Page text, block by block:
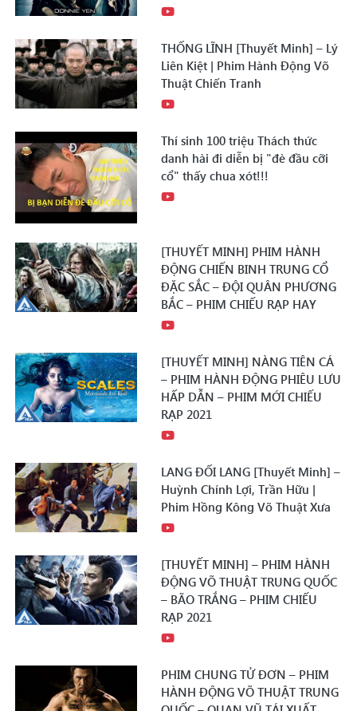
THỐNG LĨNH [Thuyết Minh] – Lý
Liên Kiệt | Phim Hành Động Võ
Thuật Chiến Tranh
Thí sinh 100 triệu Thách thức
danh hài đi diễn bị "đè đầu cỡi
cổ" thấy chua xót!!!
[THUYẾT MINH] PHIM HÀNH
ĐỘNG CHIẾN BINH TRUNG CỔ
ĐẶC SẮC – ĐỘI QUÂN PHƯƠNG
BẮC – PHIM CHIẾU RẠP HAY
[THUYẾT MINH] NÀNG TIÊN CÁ
– PHIM HÀNH ĐỘNG PHIÊU LƯU
HẤP DẪN – PHIM MỚI CHIẾU
RẠP 2021
LANG ĐỐI LANG [Thuyết Minh] –
Huỳnh Chính Lợi, Trần Hữu |
Phim Hồng Kông Võ Thuật Xưa
[THUYẾT MINH] – PHIM HÀNH
ĐỘNG VÕ THUẬT TRUNG QUỐC
– BÃO TRẮNG – PHIM CHIẾU
RẠP 2021
PHIM CHUNG TỬ ĐƠN – PHIM
HÀNH ĐỘNG VÕ THUẬT TRUNG